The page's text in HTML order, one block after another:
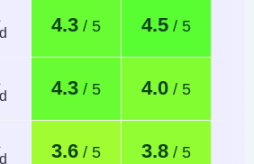
4.3 4.5
4.3 4.0
3.6 3.8